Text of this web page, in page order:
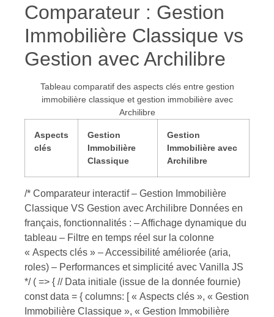
Comparateur : Gestion
Immobilière Classique vs
Gestion avec Archilibre
Tableau comparatif des aspects clés entre gestion
immobilière classique et gestion immobilière avec
Archilibre
Aspects
clés
Gestion
Immobilière
Classique
Gestion
Immobilière avec
Archilibre
/* Comparateur interactif – Gestion Immobilière
Classique VS Gestion avec Archilibre Données en
français, fonctionnalités : – Affichage dynamique du
tableau – Filtre en temps réel sur la colonne
« Aspects clés » – Accessibilité améliorée (aria,
roles) – Performances et simplicité avec Vanilla JS
*/ ( => { // Data initiale (issue de la donnée fournie)
const data = { columns: [ « Aspects clés », « Gestion
Immobilière Classique », « Gestion Immobilière